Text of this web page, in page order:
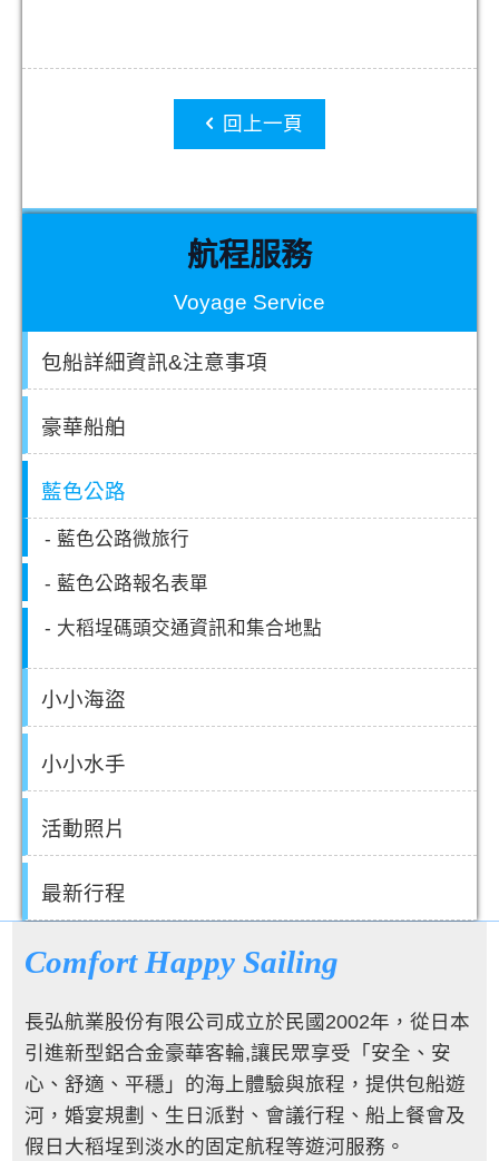
回上一頁
航程服務
Voyage Service
包船詳細資訊&注意事項
豪華船舶
藍色公路
- 藍色公路微旅行
- 藍色公路報名表單
- 大稻埕碼頭交通資訊和集合地點
小小海盜
小小水手
活動照片
最新行程
Comfort Happy Sailing
長弘航業股份有限公司成立於民國2002年，從日本
引進新型鋁合金豪華客輪,讓民眾享受「安全、安
心、舒適、平穩」的海上體驗與旅程，提供包船遊
河，婚宴規劃、生日派對、會議行程、船上餐會及
假日大稻埕到淡水的固定航程等遊河服務。